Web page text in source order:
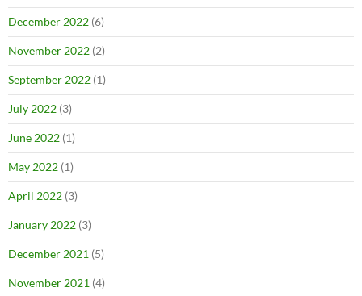
December 2022 (6)
November 2022 (2)
September 2022 (1)
July 2022 (3)
June 2022 (1)
May 2022 (1)
April 2022 (3)
January 2022 (3)
December 2021 (5)
November 2021 (4)